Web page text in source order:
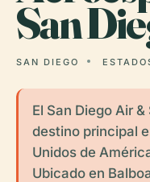
San
SAN DIEGO
El San Diego Air
destino principal
Unidos de
Ubicado en